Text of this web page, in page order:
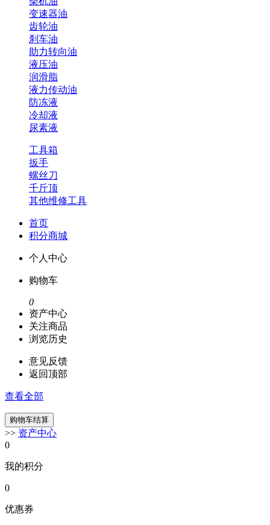
变速器油
齿轮油
刹车油
助力转向油
液压油
润滑脂
液力传动油
防冻液
冷却液
尿素液
工具箱
扳手
螺丝刀
千斤顶
其他维修工具
首页
积分商城
个人中心
购物车
0
资产中心
关注商品
浏览历史
意见反馈
返回顶部
查看全部
>> 资产中心
0
我的积分
0
优惠券